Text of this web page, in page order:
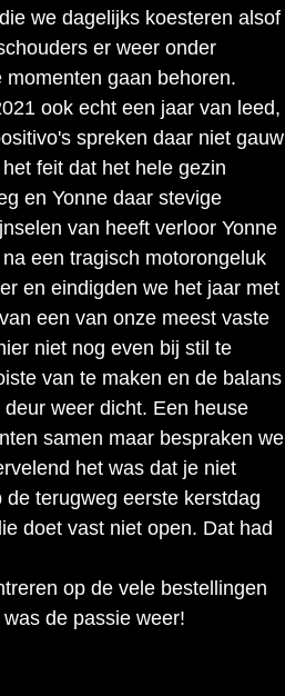
we dagelijks koesteren alsof
er weer onder
gaan behoren.
ook echt een jaar van leed,
spreken daar niet gauw
feit dat het hele gezin
en Yonne daar stevige
van heeft verloor Yonne
een tragisch motorongeluk
en eindigden we het jaar met
een van onze meest vaste
niet nog even bij stil te
van te maken en de balans
weer dicht. Een heuse
samen maar bespraken we
het was dat je niet
terugweg eerste kerstdag
doet vast niet open. Dat had
op de vele bestellingen
de passie weer!